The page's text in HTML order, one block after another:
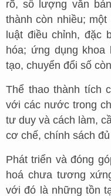
rõ, số lượng văn
thành còn nhiều;
luật điều chỉnh, đặc
hóa; ứng dụng khoa
tạo, chuyển đổi số
Thể thao thành tích
với các nước trong
tư duy và cách làm,
cơ chế, chính sách
Phát triển và đóng
hoá chưa tương
với đó là những tồn